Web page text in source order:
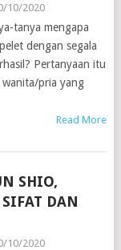
10/2020
tanya mengapa
dengan segala
Pertanyaan itu
wanita/pria yang
Read More
SHIO,
DAN
10/2020